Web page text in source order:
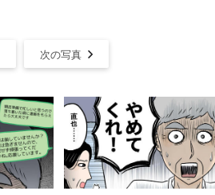
次の写真